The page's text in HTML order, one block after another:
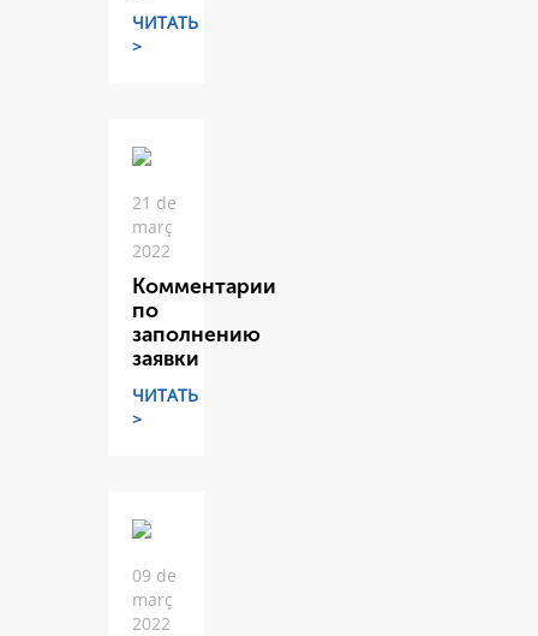
ЧИТАТЬ
>
21 de
març
2022
Комментарии
по
заполнению
заявки
ЧИТАТЬ
>
09 de
març
2022